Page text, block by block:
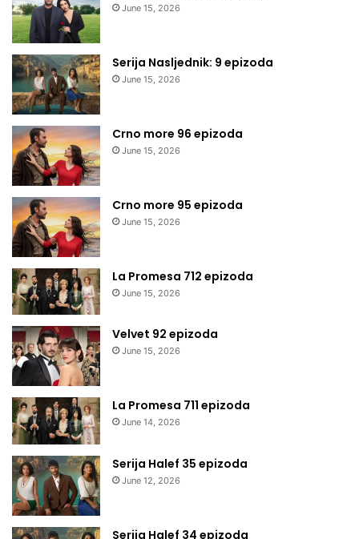
June 15, 2026
Serija Nasljednik: 9 epizoda
June 15, 2026
Crno more 96 epizoda
June 15, 2026
Crno more 95 epizoda
June 15, 2026
La Promesa 712 epizoda
June 15, 2026
Velvet 92 epizoda
June 15, 2026
La Promesa 711 epizoda
June 14, 2026
Serija Halef 35 epizoda
June 12, 2026
Serija Halef 34 epizoda